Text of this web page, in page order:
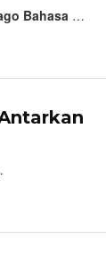
Bahasa …